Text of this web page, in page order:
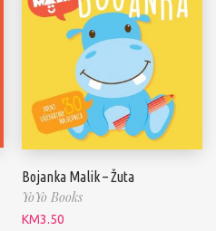
Bojanka Malik – Žuta
YoYo Books
KM3.50